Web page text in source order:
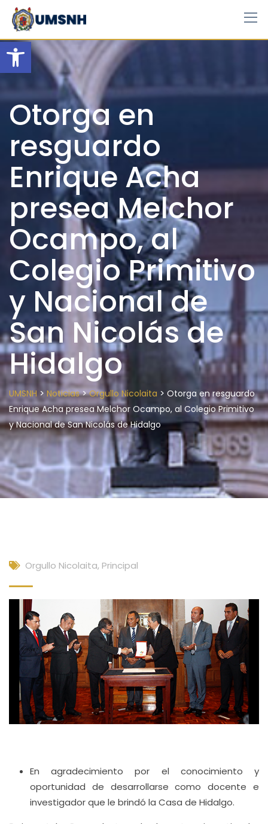
Open toolbar
Skip
content
Otorga en
resguardo
Enrique Acha
presea Melchor
Ocampo, al
Colegio Primitivo
y Nacional de
San Nicolás de
Hidalgo
UMSNH > Noticias>Orgullo Nicolaita > Otorga en resguardo
Enrique Acha presea Melchor Ocampo, al Colegio Primitivo
y Nacional de San Nicolás de Hidalgo
Orgullo Nicolaita, Principal
En agradecimiento por el conocimiento y
oportunidad de desarrollarse como docente e
investigador que le brindó la Casa de Hidalgo.